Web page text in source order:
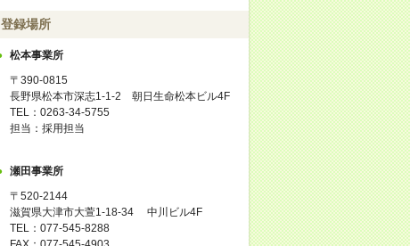
登録場所
松本事業所
〒390-0815
長野県松本市深志1-1-2 朝日生命松本ビル4F
TEL：0263-34-5755
担当：採用担当
瀬田事業所
〒520-2144
滋賀県大津市大萱1-18-34 中川ビル4F
TEL：077-545-8288